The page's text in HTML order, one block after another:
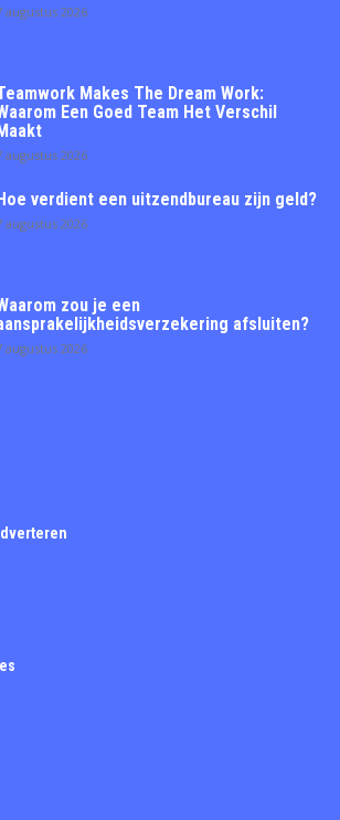
augustus 2026
Makes The Dream Work:
Een Goed Team Het Verschil
Maakt
augustus 2026
Hoe verdient een uitzendbureau zijn geld?
augustus 2026
zou je een
afsluiten?
augustus 2026